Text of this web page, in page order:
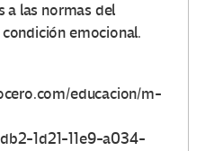
a las normas del
emocional.
educacion/m-
1d21-11e9-a034-